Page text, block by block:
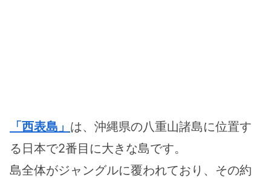
「西表島」 は、沖縄県の八重山諸島に位置す
る日本で2番目に大きな島です。
島全体がジャングルに覆われており、その約